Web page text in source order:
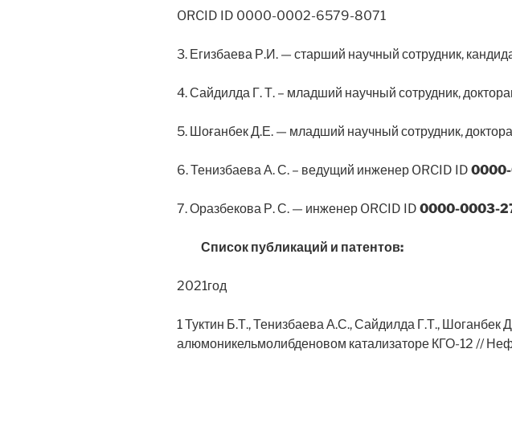
ORCID ID 0000-0002-6579-8071
3. Егизбаева Р.И. — старший научный сотрудник,
4. Сайдилда Г. Т. – младший научный сотрудник,
5. Шоғанбек Д.Е. — младший научный сотрудник,
6. Тенизбаева А. С. – ведущий инженер ORCID ID
7. Оразбекова Р. С. — инженер ORCID ID 0000-0003-
Список публикаций и патентов:
2021год
1 Туктин Б.Т., Тенизбаева А.С., Сайдилда Г.Т.,
алюмоникельмолибденовом катализаторе КГО-12 //